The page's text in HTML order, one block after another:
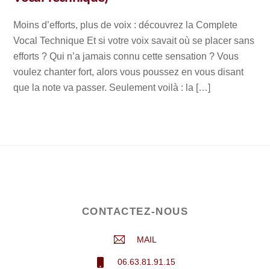
Moins d’efforts, plus de voix : découvrez la Complete
Vocal Technique Et si votre voix savait où se placer sans
efforts ? Qui n’a jamais connu cette sensation ? Vous
voulez chanter fort, alors vous poussez en vous disant
que la note va passer. Seulement voilà : la […]
CONTACTEZ-NOUS
MAIL
06.63.81.91.15